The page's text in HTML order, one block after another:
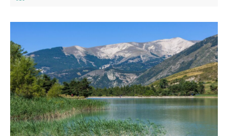
Partendo da Saint-André-les-Alpes, un anello facile e
molto piacevole lungo l'acqua.